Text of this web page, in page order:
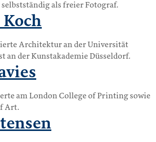
selbstständig als freier Fotograf.
Architektur an der Universität
an der Kunstakademie Düsseldorf.
am London College of Printing sowie
Art.